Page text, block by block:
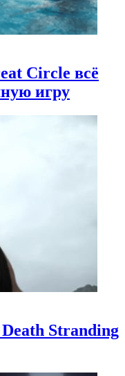
Circle всё
игру
Stranding